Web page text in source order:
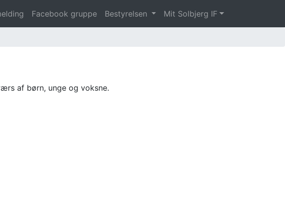
Facebook gruppe Bestyrelsen Mit Solbjerg IF
af børn, unge og voksne.